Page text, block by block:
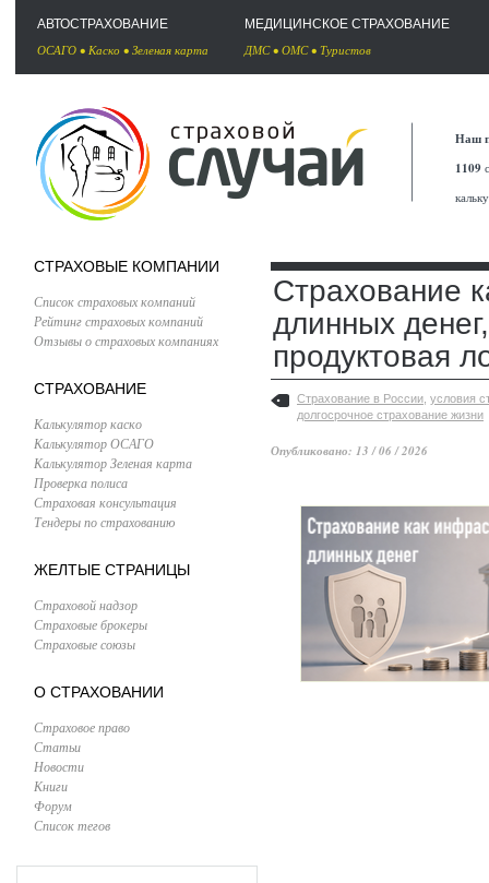
АВТОСТРАХОВАНИЕ
ОСАГО • Каско • Зеленая карта
МЕДИЦИНСКОЕ СТРАХОВАНИЕ
ДМС• ОМС• Туристов
Наш
1109
СТРАХОВЫЕ КОМПАНИИ
Список страховых компаний
Рейтинг страховых компаний
Отзывы о страховых компаниях
СТРАХОВАНИЕ
Калькулятор каско
Калькулятор ОСАГО
Калькулятор Зеленая карта
Проверка полиса
Страховая консультация
Тендеры по страхованию
ЖЕЛТЫЕ СТРАНИЦЫ
Страховой надзор
Страховые брокеры
Страховые союзы
О СТРАХОВАНИИ
Страховое право
Статьи
Новости
Книги
Форум
Список тегов
Страхование
длинных
продуктовая
Страхование в России условия
долгосрочное страхование жизни
Опубликовано: 13 / 06 / 2026